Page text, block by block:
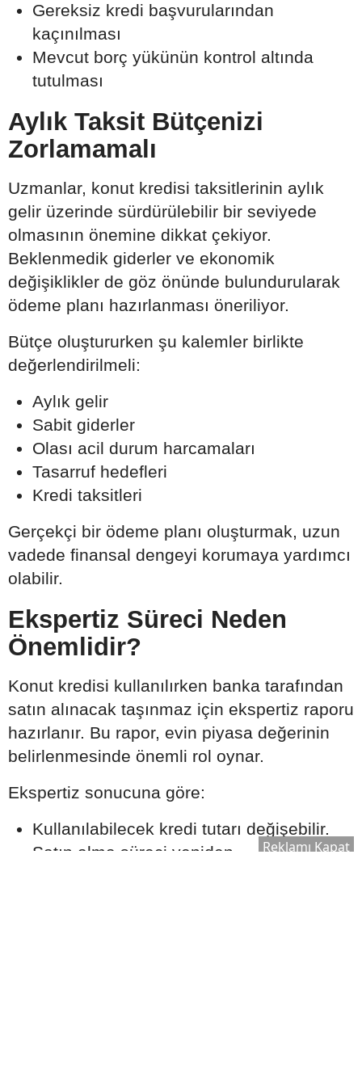
Gereksiz kredi başvurularından
kaçınılması
Mevcut borç yükünün kontrol altında
tutulması
Aylık Taksit Bütçenizi
Zorlamamalı
Uzmanlar, konut kredisi taksitlerinin aylık
gelir üzerinde sürdürülebilir bir seviyede
olmasının önemine dikkat çekiyor.
Beklenmedik giderler ve ekonomik
değişiklikler de göz önünde bulundurularak
ödeme planı hazırlanması öneriliyor.
Bütçe oluştururken şu kalemler birlikte
değerlendirilmeli:
Aylık gelir
Sabit giderler
Olası acil durum harcamaları
Tasarruf hedefleri
Kredi taksitleri
Gerçekçi bir ödeme planı oluşturmak, uzun
vadede finansal dengeyi korumaya yardımcı
olabilir.
Ekspertiz Süreci Neden
Önemlidir?
Konut kredisi kullanılırken banka tarafından
satın alınacak taşınmaz için ekspertiz raporu
hazırlanır. Bu rapor, evin piyasa değerinin
belirlenmesinde önemli rol oynar.
Ekspertiz sonucuna göre:
Kullanılabilecek kredi tutarı değişebilir.
Satın alma süreci yeniden
Reklamı Kapat